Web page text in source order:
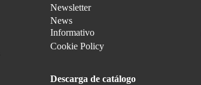
Newsletter
News
Informativo
Cookie Policy
Descarga de catálogo